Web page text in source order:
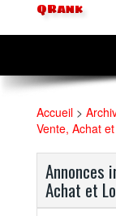
QRank
Accueil >
Vente, Achat
Annonces
Achat et